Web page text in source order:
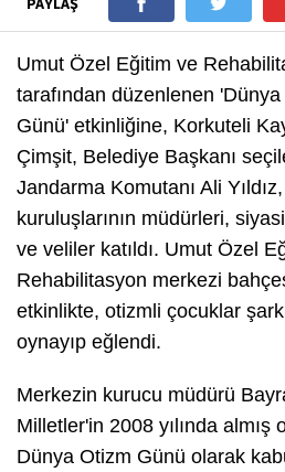
Umut Özel Eğitim ve
tarafından düzenlenen 'Dünya
Günü' etkinliğine, Korkuteli
Çimşit, Belediye Başkanı
Jandarma Komutanı Ali
kuruluşlarının müdürleri,
ve veliler katıldı. Umut Özel
Rehabilitasyon merkezi
etkinlikte, otizmli çocuklar
oynayıp eğlendi.
Merkezin kurucu müdürü
Milletler'in 2008 yılında
Dünya Otizm Günü olarak